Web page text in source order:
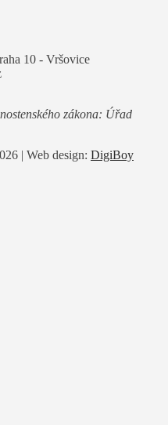
10 - Vršovice
zákona: Úřad
| Web design: DigiBoy